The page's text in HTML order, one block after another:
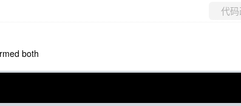
both